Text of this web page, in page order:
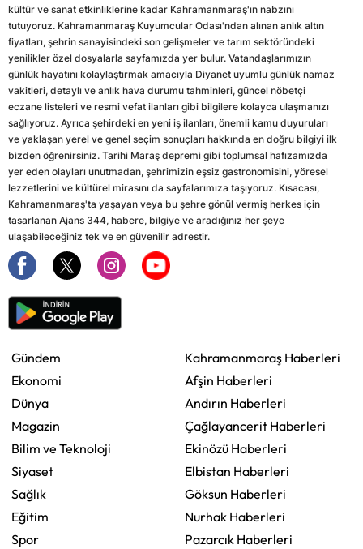
kültür ve sanat etkinliklerine kadar Kahramanmaraş'ın nabzını
tutuyoruz. Kahramanmaraş Kuyumcular Odası'ndan alınan anlık altın
fiyatları, şehrin sanayisindeki son gelişmeler ve tarım sektöründeki
yenilikler özel dosyalarla sayfamızda yer bulur. Vatandaşlarımızın
günlük hayatını kolaylaştırmak amacıyla Diyanet uyumlu günlük namaz
vakitleri, detaylı ve anlık hava durumu tahminleri, güncel nöbetçi
eczane listeleri ve resmi vefat ilanları gibi bilgilere kolayca ulaşmanızı
sağlıyoruz. Ayrıca şehirdeki en yeni iş ilanları, önemli kamu duyuruları
ve yaklaşan yerel ve genel seçim sonuçları hakkında en doğru bilgiyi ilk
bizden öğrenirsiniz. Tarihi Maraş depremi gibi toplumsal hafızamızda
yer eden olayları unutmadan, şehrimizin eşsiz gastronomisini, yöresel
lezzetlerini ve kültürel mirasını da sayfalarımıza taşıyoruz. Kısacası,
Kahramanmaraş'ta yaşayan veya bu şehre gönül vermiş herkes için
tasarlanan Ajans 344, habere, bilgiye ve aradığınız her şeye
ulaşabileceğiniz tek ve en güvenilir adrestir.
Gündem
Ekonomi
Dünya
Magazin
Bilim ve Teknoloji
Siyaset
Sağlık
Eğitim
Spor
Kahramanmaraş Haberleri
Afşin Haberleri
Andırın Haberleri
Çağlayancerit Haberleri
Ekinözü Haberleri
Elbistan Haberleri
Göksun Haberleri
Nurhak Haberleri
Pazarcık Haberleri